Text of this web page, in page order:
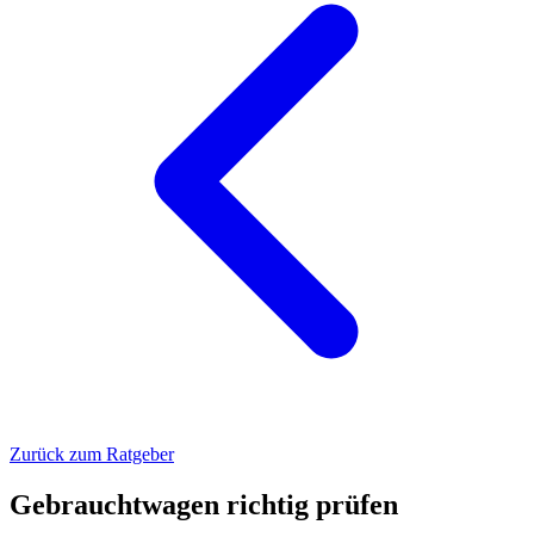
Zurück zum Ratgeber
Gebrauchtwagen richtig prüfen